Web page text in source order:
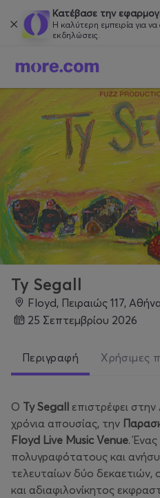
Κατέβασε την
Η καλύτερη εμπειρία για να
εκδηλώσεις.
Ty Segall
Floyd, Πειραιώς 117,
25 Σεπτεμβρίου 2026
Περιγραφή Χρήσιμες
Ο Ty Segall επιστρέφει
χρόνια απουσίας, την
Floyd Live Music Venue.
πολυγραφότατους και
τελευταίων δύο δεκαετιών,
και αδιαφιλονίκητος